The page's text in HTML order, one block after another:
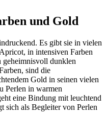
und Gold
Es gibt sie in vielen
in intensiven Farben
dunklen
sind die
Gold in seinen vielen
Perlen in warmen
eine Bindung mit leuchtend
sich als Begleiter von Perlen